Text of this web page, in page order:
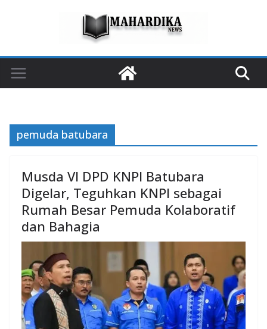
pemuda batubara
Musda VI DPD KNPI Batubara
Digelar, Teguhkan KNPI sebagai
Rumah Besar Pemuda Kolaboratif
dan Bahagia